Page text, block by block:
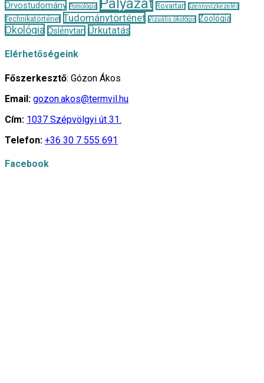
Orvostudomány Pomológia Pályázat Rovartan Szennyvízkezelés
Technikatörténet Tudománytörténet Vizuális ökológia Zoológia
Ökológia Őslénytan Űrkutatás
Elérhetőségeink
Főszerkesztő: Gózon Ákos
Email: gozon.akos@termvil.hu
Cím: 1037 Szépvölgyi út 31.
Telefon: +36 30 7 555 691
Facebook